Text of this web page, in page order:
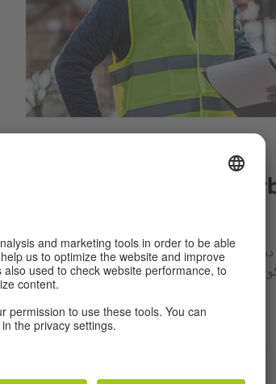
Gegenstände am
ناوی شتە گرنگەکان دەفێنیت. هەروەها
کارمەندی کارەبای کاردەکەن.